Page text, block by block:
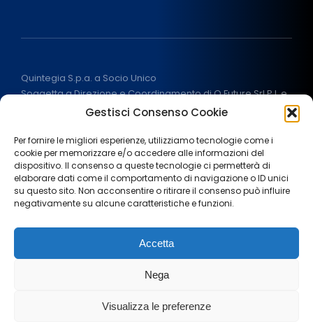
Gestisci Consenso Cookie
Per fornire le migliori esperienze, utilizziamo tecnologie come i
cookie per memorizzare e/o accedere alle informazioni del
dispositivo. Il consenso a queste tecnologie ci permetterà di
elaborare dati come il comportamento di navigazione o ID unici
su questo sito. Non acconsentire o ritirare il consenso può influire
negativamente su alcune caratteristiche e funzioni.
Accetta
Nega
Visualizza le preferenze
Quintegia S.p.a. a Socio Unico
Soggetta a Direzione e Coordinamento di Q Future Srl P.I. e
C.F. 05507380268
ALL RIGHT RESERVED 2026
Note legali Privacy Policy
Cookie policy
Lavora con noi